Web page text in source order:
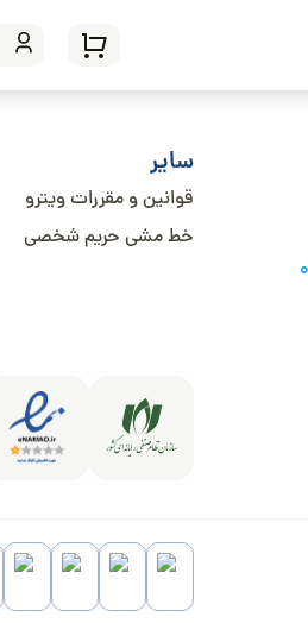
سایر
قوانین و مقررات ویترو
خط مشی حریم شخصی